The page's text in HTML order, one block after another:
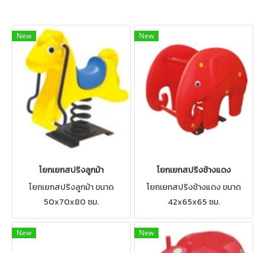
New
โยกเยกสปริงลูกม้า
โยกเยกสปริงลูกม้า ขนาด
50x70x80 ซม.
New
โยกเยกสปริงช้างแดง
โยกเยกสปริงช้างแดง ขนาด
42x65x65 ซม.
New New